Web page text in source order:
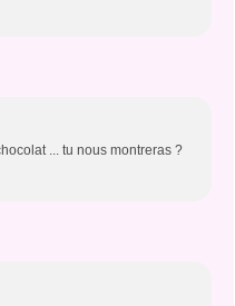
... tu nous montreras ?